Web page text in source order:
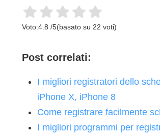
Voto:4.8 /5(basato su 22 voti)
Post correlati:
I migliori registratori dello
iPhone X, iPhone 8
Come registrare facilmente
I migliori programmi per